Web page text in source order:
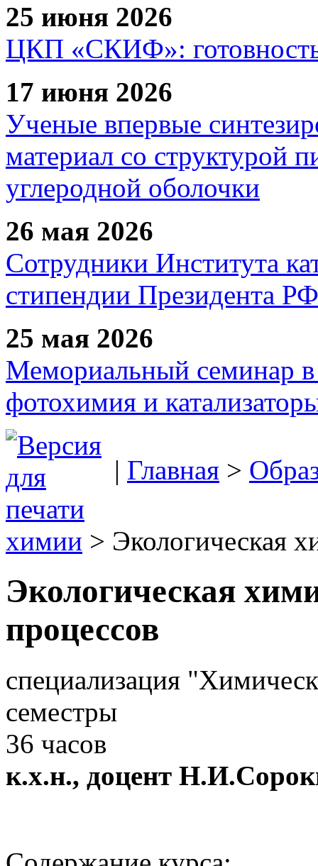
25 июня 2026
ЦКП «СКИФ»: готовность
17 июня 2026
Ученые впервые
материал со структурой
углеродной оболочки
26 мая 2026
Сотрудники Института
стипендии Президента РФ
25 мая 2026
Мемориальный семинар в
фотохимия и
| Главная >
химии > Экологическая
Экологическая
процессов
специализация
семестры
36 часов
к.х.н., доцент